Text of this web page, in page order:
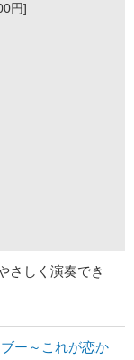
円]
さしく演奏でき
ー～これが恋か